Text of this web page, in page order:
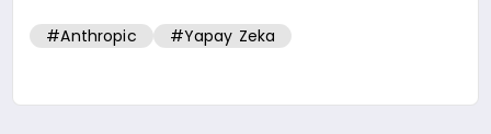
#Anthropic #Yapay Zeka